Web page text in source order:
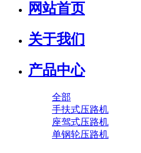
网站首页
关于我们
产品中心
全部
手扶式压路机
座驾式压路机
单钢轮压路机